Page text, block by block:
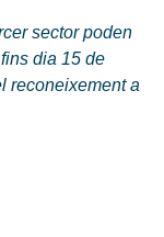
sector poden
dia 15 de
reconeixement a